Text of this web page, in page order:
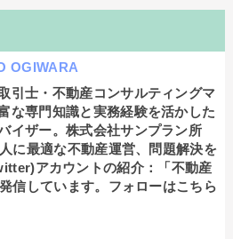
OGIWARA
引士・不動産コンサルティングマ
な専門知識と実務経験を活かした
イザー。株式会社サンプラン所
に最適な不動産運営、問題解決を
アカウントの紹介：「不動産
信しています。フォローはこちら